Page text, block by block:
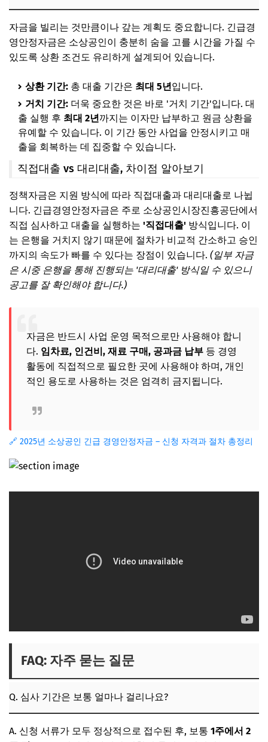
자금을 빌리는 것만큼이나 갚는 계획도 중요합니다. 긴급경
영안정자금은 소상공인이 충분히 숨을 고를 시간을 가질 수
있도록 상환 조건도 유리하게 설계되어 있습니다.
상환 기간: 총 대출 기간은 최대 5년입니다.
거치 기간: 더욱 중요한 것은 바로 '거치 기간'입니다. 대
출 실행 후 최대 2년까지는 이자만 납부하고 원금 상환을
유예할 수 있습니다. 이 기간 동안 사업을 안정시키고 매
출을 회복하는 데 집중할 수 있습니다.
직접대출 vs 대리대출, 차이점 알아보기
정책자금은 지원 방식에 따라 직접대출과 대리대출로 나뉩
니다. 긴급경영안정자금은 주로 소상공인시장진흥공단에서
직접 심사하고 대출을 실행하는 '직접대출' 방식입니다. 이
는 은행을 거치지 않기 때문에 절차가 비교적 간소하고 승인
까지의 속도가 빠를 수 있다는 장점이 있습니다. (일부 자금
은 시중 은행을 통해 진행되는 '대리대출' 방식일 수 있으니
공고를 잘 확인해야 합니다.)
자금은 반드시 사업 운영 목적으로만 사용해야 합니
다. 임차료, 인건비, 재료 구매, 공과금 납부 등 경영
활동에 직접적으로 필요한 곳에 사용해야 하며, 개인
적인 용도로 사용하는 것은 엄격히 금지됩니다.
🔗 2025년 소상공인 긴급 경영안정자금 – 신청 자격과 절차 총정리
FAQ: 자주 묻는 질문
Q. 심사 기간은 보통 얼마나 걸리나요?
A. 신청 서류가 모두 정상적으로 접수된 후, 보통 1주에서 2